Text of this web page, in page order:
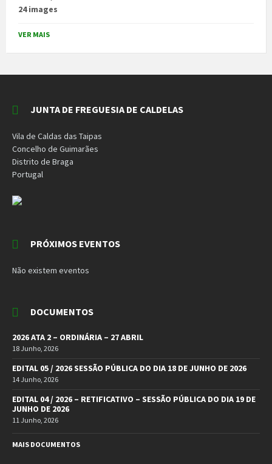
24 images
VER MAIS
JUNTA DE FREGUESIA DE CALDELAS
Vila de Caldas das Taipas
Concelho de Guimarães
Distrito de Braga
Portugal
PRÓXIMOS EVENTOS
Não existem eventos
DOCUMENTOS
2026 ATA 2 – ORDINÁRIA – 27 ABRIL
18 Junho, 2026
EDITAL 05 / 2026 SESSÃO PÚBLICA DO DIA 18 DE JUNHO DE 2026
14 Junho, 2026
EDITAL 04 / 2026 – RETIFICATIVO – SESSÃO PÚBLICA DO DIA 19 DE
JUNHO DE 2026
11 Junho, 2026
MAIS DOCUMENTOS